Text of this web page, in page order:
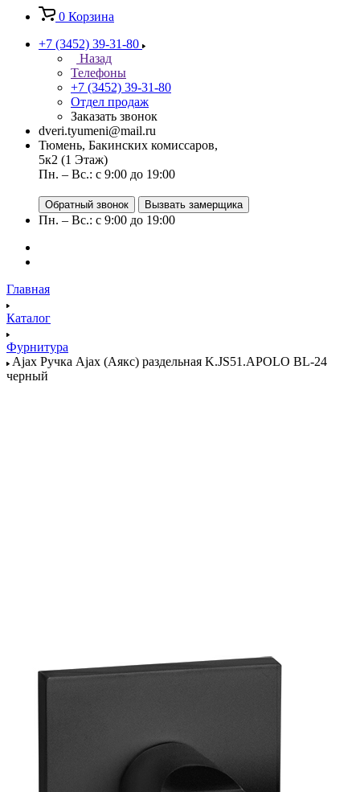
0 Корзина
+7 (3452) 39-31-80
Назад
Телефоны
+7 (3452) 39-31-80
Отдел продаж
Заказать звонок
dveri.tyumeni@mail.ru
Тюмень, Бакинских комиссаров,
5к2 (1 Этаж)
Пн. – Вс.: с 9:00 до 19:00
Обратный звонок Вызвать замерщика
Пн. – Вс.: с 9:00 до 19:00
Главная
Каталог
Фурнитура
Ajax Ручка Ajax (Аякс) раздельная K.JS51.APOLO BL-24
черный